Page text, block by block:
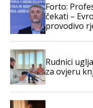
Forto:
čekati –
provodivo
Rudnici
za ovjeru